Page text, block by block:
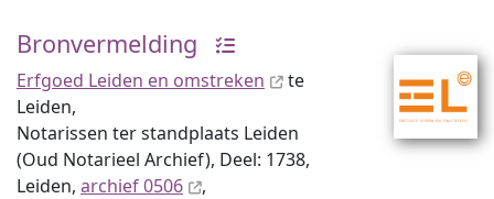
Bronvermelding
Erfgoed Leiden en omstreken
te
Leiden,
Notarissen ter standplaats Leiden
(Oud Notarieel Archief), Deel: 1738,
Leiden, archief 0506
,